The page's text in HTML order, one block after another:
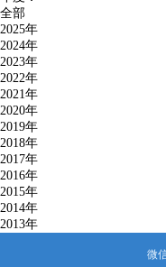
全部
2025年
2024年
2023年
2022年
2021年
2020年
2019年
2018年
2017年
2016年
2015年
2014年
2013年
微